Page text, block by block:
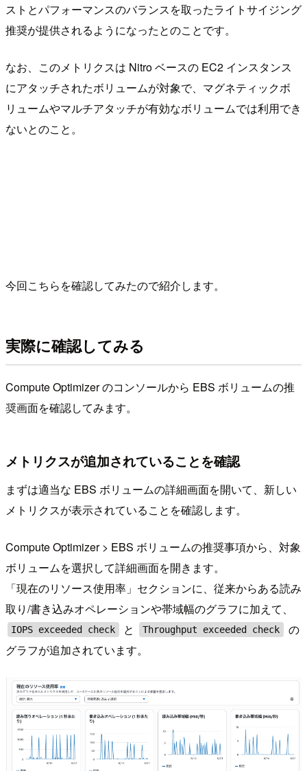
ストとパフォーマンスのバランスを取ったライトサイジング
推奨が提供されるようになったとのことです。
なお、このメトリクスは Nitro ベースの EC2 インスタンス
にアタッチされたボリュームが対象で、マグネティックボ
リュームやマルチアタッチが有効なボリュームでは利用でき
ないとのこと。
今回こちらを確認してみたので紹介します。
実際に確認してみる
Compute Optimizer のコンソールから EBS ボリュームの推
奨画面を確認してみます。
メトリクスが追加されていることを確認
まずは適当な EBS ボリュームの詳細画面を開いて、新しい
メトリクスが表示されていることを確認します。
Compute Optimizer > EBS ボリュームの推奨事項から、対象
ボリュームを選択して詳細画面を開きます。
「現在のリソース使用率」セクションに、従来からある読み
取り/書き込みオペレーションや帯域幅のグラフに加えて、
IOPS exceeded check と Throughput exceeded check
の
グラフが追加されています。